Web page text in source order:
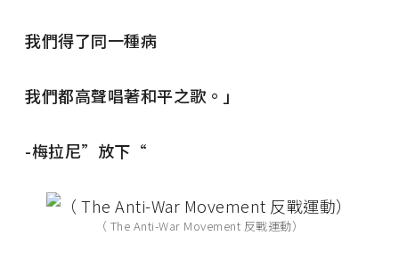
我們得了同一種病
我們都高聲唱著和平之歌。」
-梅拉尼”放下“
（ The Anti-War Movement 反戰運動）